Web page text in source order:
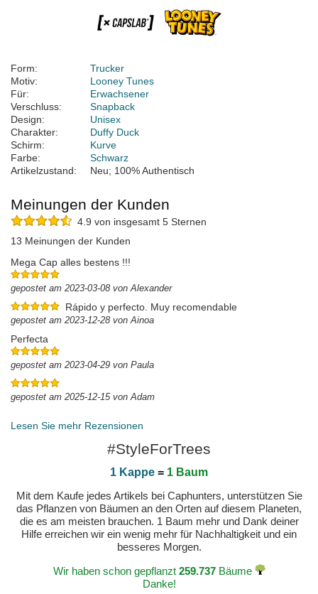
Form:
Trucker
Motiv:
Looney Tunes
Für:
Erwachsener
Verschluss:
Snapback
Design:
Unisex
Charakter:
Duffy Duck
Schirm:
Kurve
Farbe:
Schwarz
Artikelzustand:
Neu; 100% Authentisch
Meinungen der Kunden
4.9 von insgesamt 5 Sternen
13 Meinungen der Kunden
Mega Cap alles bestens !!!
gepostet am 2023-03-08 von Alexander
Rápido y perfecto. Muy recomendable
gepostet am 2023-12-28 von Ainoa
Perfecta
gepostet am 2023-04-29 von Paula
gepostet am 2025-12-15 von Adam
Lesen Sie mehr Rezensionen
#StyleForTrees
1 Kappe = 1 Baum
Mit dem Kaufe jedes Artikels bei Caphunters, unterstützen Sie
das Pflanzen von Bäumen an den Orten auf diesem Planeten,
die es am meisten brauchen. 1 Baum mehr und Dank deiner
Hilfe erreichen wir ein wenig mehr für Nachhaltigkeit und ein
besseres Morgen.
Wir haben schon gepflanzt 259.737Bäume
Danke!